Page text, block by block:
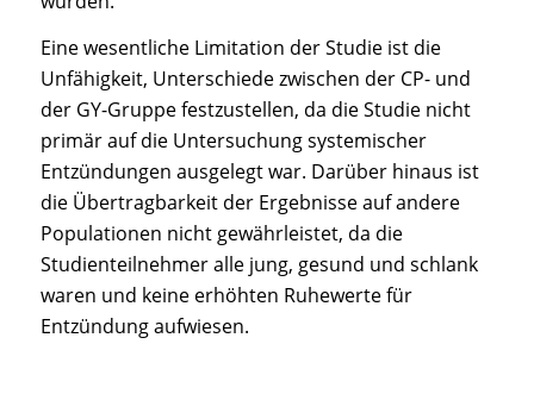
Eine wesentliche Limitation der Studie ist die
Unfähigkeit, Unterschiede zwischen der CP- und
der GY-Gruppe festzustellen, da die Studie nicht
primär auf die Untersuchung systemischer
Entzündungen ausgelegt war. Darüber hinaus ist
die Übertragbarkeit der Ergebnisse auf andere
Populationen nicht gewährleistet, da die
Studienteilnehmer alle jung, gesund und schlank
waren und keine erhöhten Ruhewerte für
Entzündung aufwiesen.